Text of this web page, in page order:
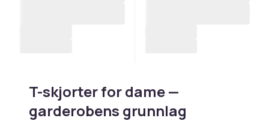
T-skjorter for dame —
garderobens grunnlag